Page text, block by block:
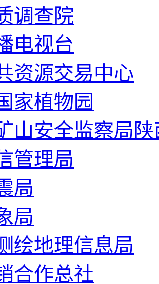
调查院
电视台
资源交易中心
家植物园
山安全监察局
管理局
局
局
绘地理信息局
合作总社